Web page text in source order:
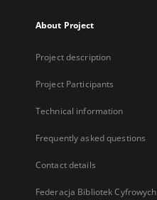
About Project
Project description
Project Participants
Technical information
Frequently asked questions
Contact details
Federacja Bibliotek Cyfrowych